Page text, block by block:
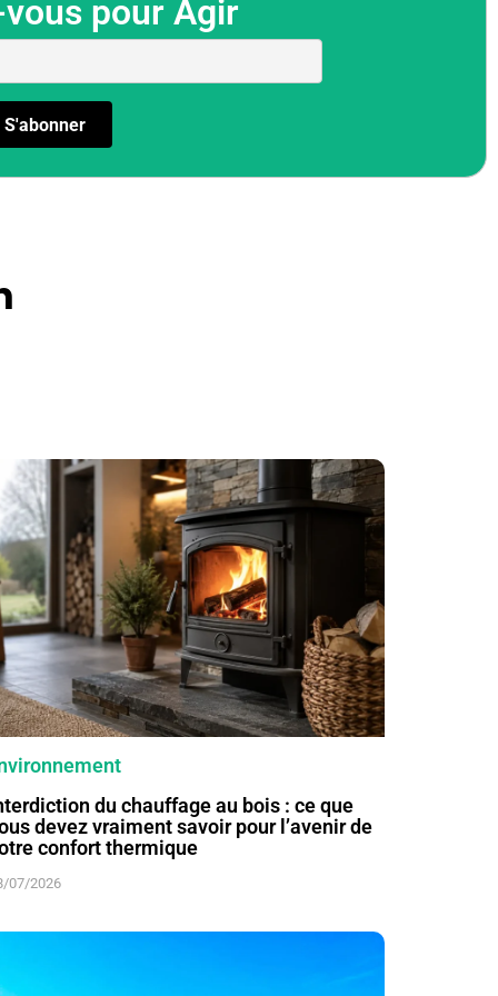
pour Agir
du chauffage au bois : ce que
devez vraiment savoir pour l’avenir de
confort thermique
07/2026